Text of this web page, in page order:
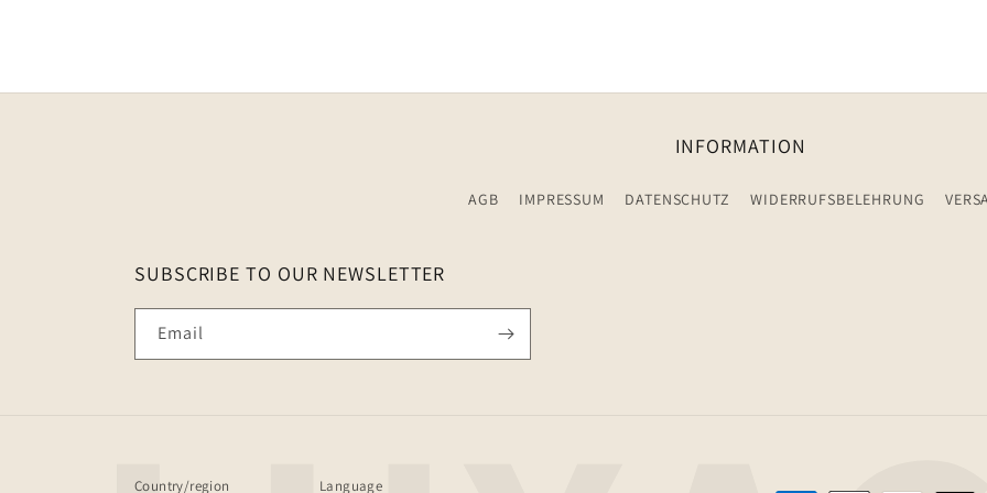
INFORMATION
AGB IMPRESSUM DATENSCHUTZ WIDERRUFSBELEHRUNG
SUBSCRIBE TO OUR NEWSLETTER
Email
Country/region Language